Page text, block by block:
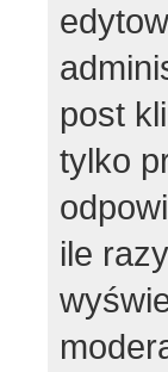
post
tylko
ile